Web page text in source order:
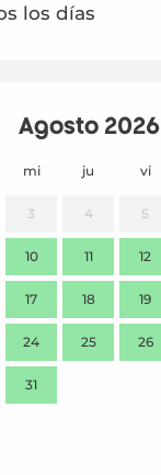
los días
Agosto 2026
mi ju vi
3 4 5
10 11 12
17 18 19
24 25 26
31